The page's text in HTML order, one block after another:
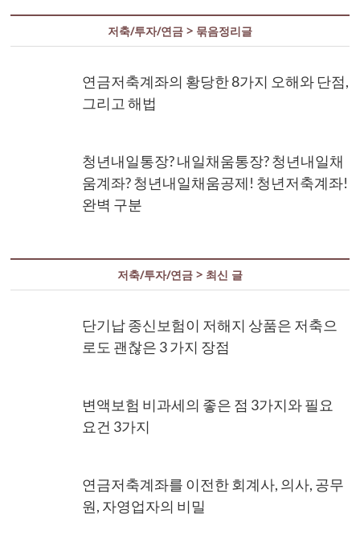
저축/투자/연금 > 묶음정리글
연금저축계좌의 황당한 8가지 오해와 단점,
그리고 해법
청년내일통장? 내일채움통장? 청년내일채
움계좌? 청년내일채움공제! 청년저축계좌!
완벽 구분
저축/투자/연금 > 최신 글
단기납 종신보험이 저해지 상품은 저축으
로도 괜찮은 3 가지 장점
변액보험 비과세의 좋은 점 3가지와 필요
요건 3가지
연금저축계좌를 이전한 회계사, 의사, 공무
원, 자영업자의 비밀